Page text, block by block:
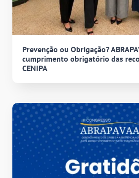
Prevenção ou Obrigação?
cumprimento obrigatório das
CENIPA